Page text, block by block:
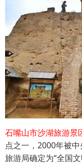
石嘴山市沙湖旅游景
点之一，2000年被
旅游局确定为“全国